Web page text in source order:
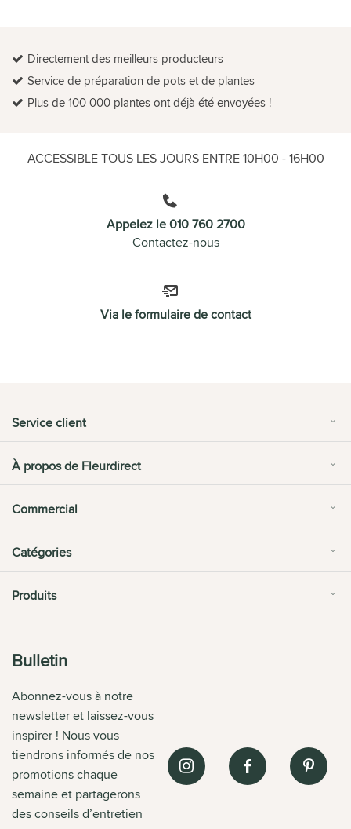
Directement des meilleurs producteurs
Service de préparation de pots et de plantes
Plus de 100 000 plantes ont déjà été envoyées !
ACCESSIBLE TOUS LES JOURS ENTRE 10H00 - 16H00
Appelez le 010 760 2700
Contactez-nous
Via le formulaire de contact
Service client
À propos de Fleurdirect
Commercial
Catégories
Produits
Bulletin
Abonnez-vous à notre
newsletter et laissez-vous
inspirer ! Nous vous
tiendrons informés de nos
promotions chaque
semaine et partagerons
des conseils d’entretien